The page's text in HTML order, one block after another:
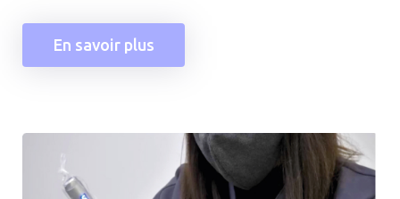
En savoir plus